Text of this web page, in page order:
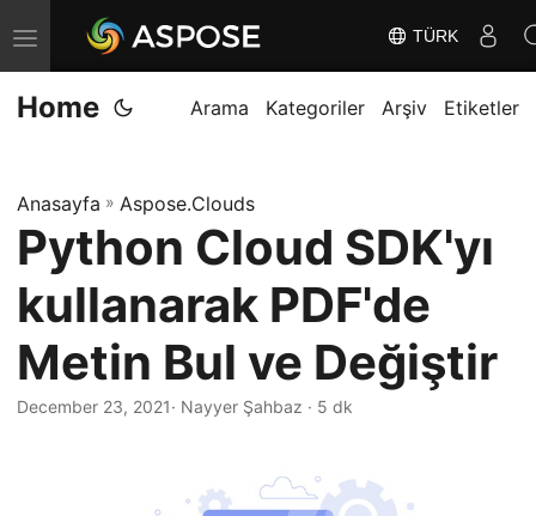
G
e
z
m
e
i
D
e
ğ
TÜRK
Home Arama Kategoriler Arşiv Etiketler
Anasayfa » Aspose.Clouds
Python Cloud SDK'yı
kullanarak PDF'de
Metin Bul ve Değiştir
December 23, 2021· Nayyer Şahbaz · 5 dk